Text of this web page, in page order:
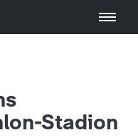
Stadion